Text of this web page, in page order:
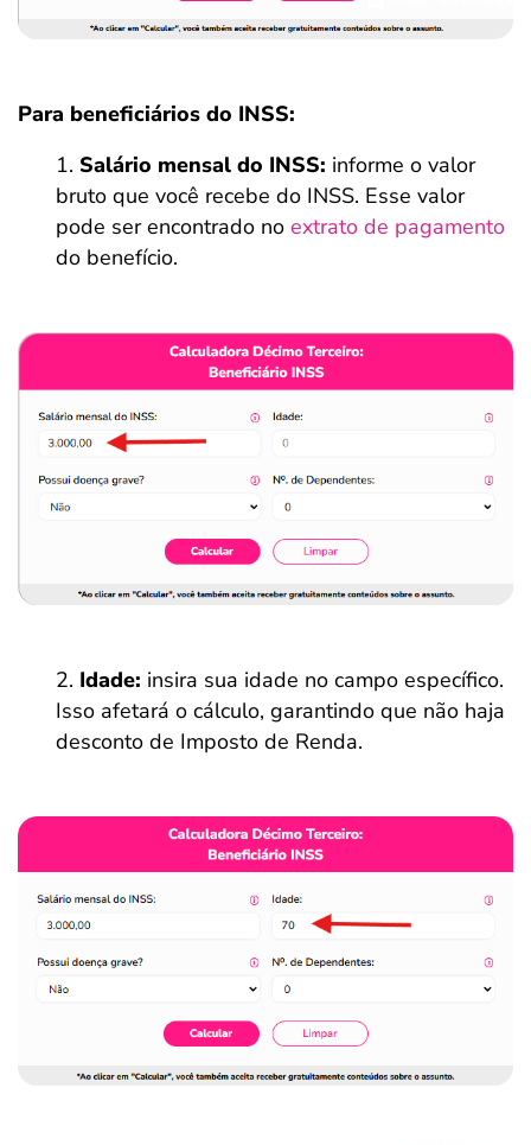
Para beneficiários do INSS:
Salário mensal do INSS: informe o valor
bruto que você recebe do INSS. Esse valor
pode ser encontrado no extrato de pagamento
do benefício.
Idade: insira sua idade no campo específico.
Isso afetará o cálculo, garantindo que não haja
desconto de Imposto de Renda.